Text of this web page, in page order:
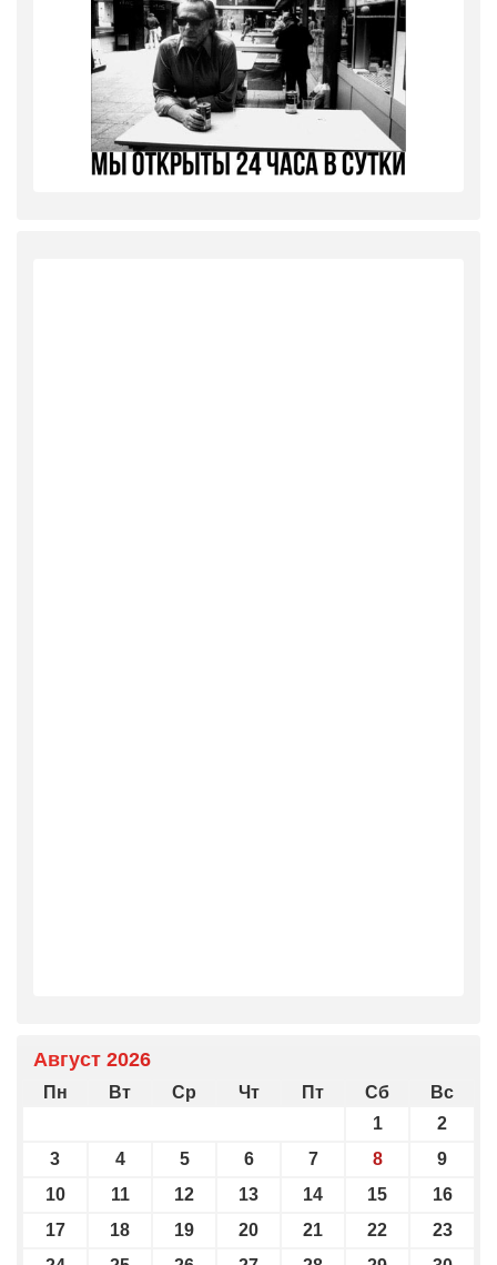
Август 2026
Пн Вт Ср Чт Пт Сб
Вс
1
2
3
4 5 6 7 8
9
10
11 12 13 14 15
16
17
18 19 20 21 22
23